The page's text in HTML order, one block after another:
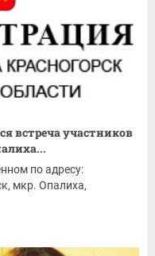
встреча участников
по адресу:
мкр. Опалиха,